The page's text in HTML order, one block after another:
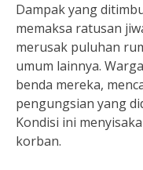
Dampak yang
memaksa ratusan
merusak puluhan
umum lainnya.
benda mereka,
pengungsian yang
Kondisi ini
korban.